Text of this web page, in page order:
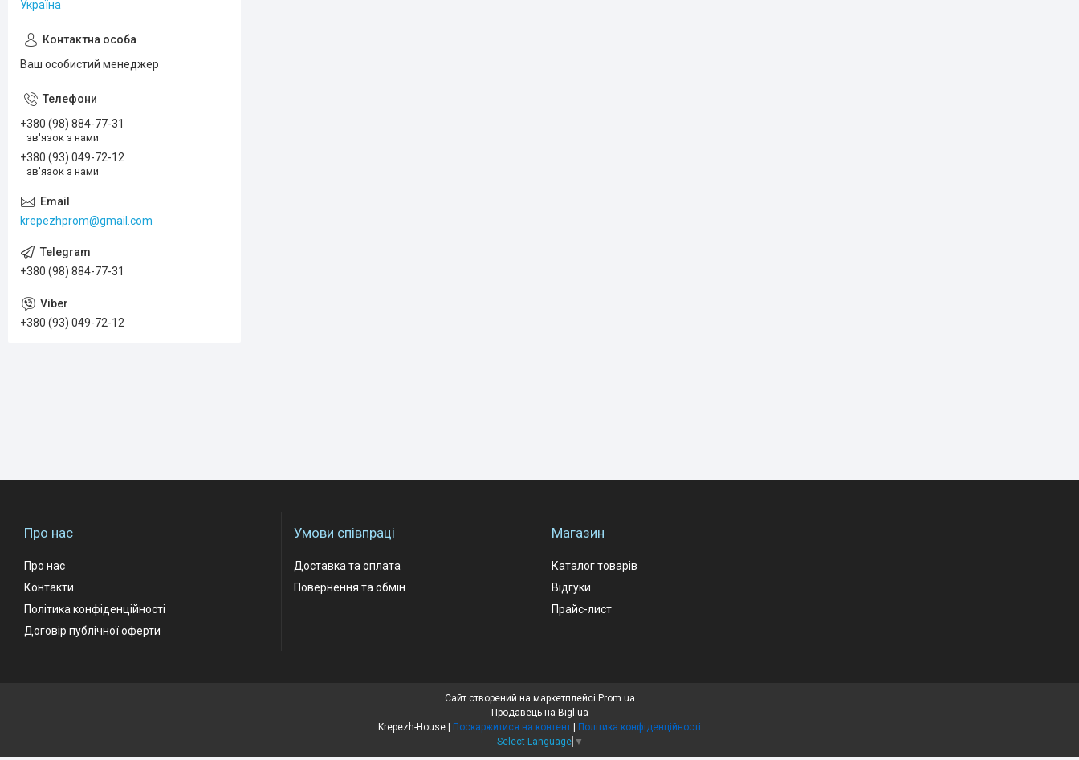
Україна
Ваш особистий менеджер
+380 (98) 884-77-31
зв'язок з нами
+380 (93) 049-72-12
зв'язок з нами
krepezhprom@gmail.com
+380 (98) 884-77-31
+380 (93) 049-72-12
Про нас
Про нас
Контакти
Політика конфіденційності
Договір публічної оферти
Умови співпраці
Доставка та оплата
Повернення та обмін
Магазин
Каталог товарів
Відгуки
Прайс-лист
Сайт створений на маркетплейсі Prom.ua
Продавець на Bigl.ua
Krepezh-House | Поскаржитися на контент | Політика конфіденційності
Select Language ▼